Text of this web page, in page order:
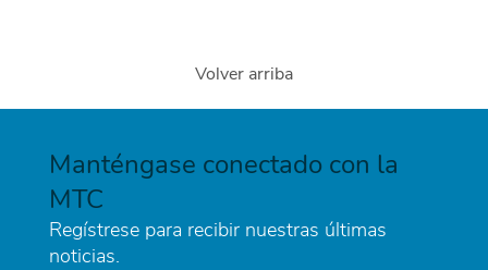
Volver arriba
Manténgase conectado con la
MTC
Regístrese para recibir nuestras últimas
noticias.